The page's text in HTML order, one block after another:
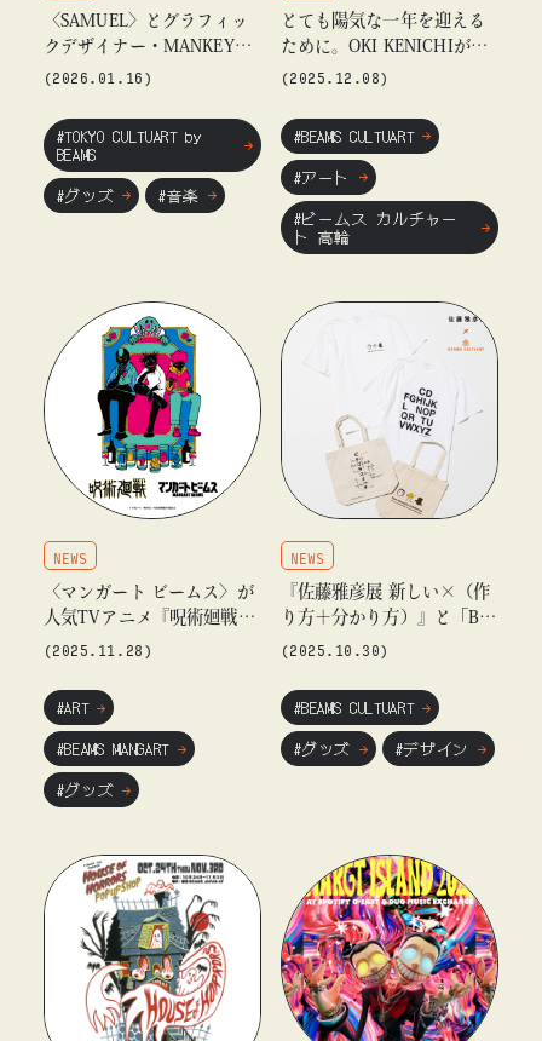
〈SAMUEL〉とグラフィッ
クデザイナー・MANKEYの
コラボレーションアイテム
TOREを「ビームス ジャパ
ン（新宿）」にて開催
(2026.01.16)
#TOKYO CULTUART by
BEAMS
#グッズ
#音楽
とても陽気な一年を迎える
ために。OKI KENICHIが贈
る個展『VERY MERRY ARC
ート 高輪」にて開催
(2025.12.08)
#BEAMS CULTUART
#アート
#ビームス カルチャー
ト 高輪
NEWS
〈マンガート ビームス〉が
人気TVアニメ『呪術廻戦』
との コラボレーション第4
売
(2025.11.28)
#ART
#BEAMS MANGART
#グッズ
NEWS
『佐藤雅彦展 新しい×（作
り方＋分かり方）』と「BE
AMS CULTUART」のコラボ
決定
(2025.10.30)
#BEAMS CULTUART
#グッズ
#デザイン